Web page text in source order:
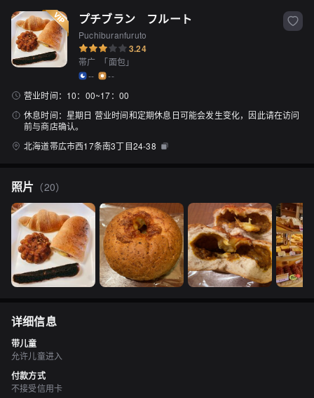
プチブラン　フルート
Puchiburanfuruto
3.24
帯广 「面包」
--
--
营业时间： 10：00~17：00
休息时间： 星期日 营业时间和定期休息日可能会发生变化，因此请在访问
前与商店确认。
北海道帯広市西17条南3丁目24-38
照片 （20）
详细信息
带儿童
允许儿童进入
付款方式
不接受信用卡